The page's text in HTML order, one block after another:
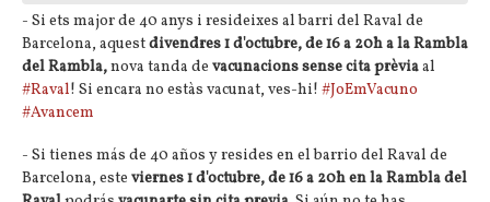
- Si ets major de 40 anys i resideixes al barri del Raval de
Barcelona, aquestdivendres 1 d'octubre, de 16 a 20h a la Rambla
del Rambla,nova tanda de vacunacions sense cita prèviaal
#Raval! Si encara no estàs vacunat, ves-hi! #JoEmVacuno
#Avancem
- Si tienes más de 40 años y resides en el barrio del Raval de
Barcelona, este viernes 1 d'octubre, de 16 a 20h en la Rambla del